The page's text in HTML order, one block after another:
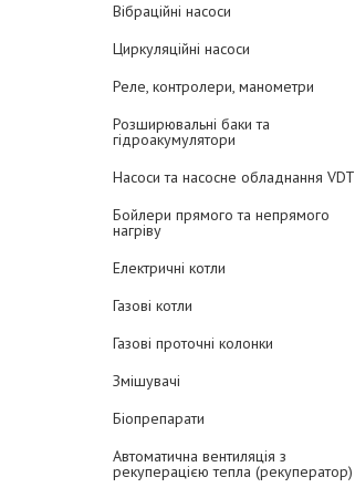
Вібраційні насоси
Циркуляційні насоси
Реле, контролери, манометри
Розширювальні баки та
гідроакумулятори
Насоси та насосне обладнання VDT
Бойлери прямого та непрямого
нагріву
Електричні котли
Газові котли
Газові проточні колонки
Змішувачі
Біопрепарати
Автоматична вентиляція з
рекуперацією тепла (рекуператор)